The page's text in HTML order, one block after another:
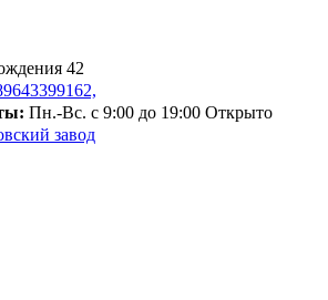
42
Пн.-Вс. с 9:00 до 19:00 Открыто
завод